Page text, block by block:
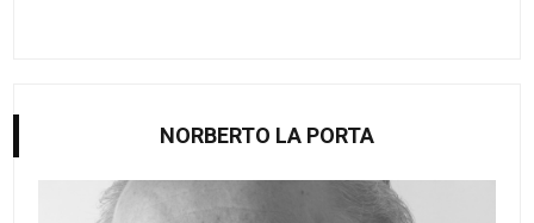
NORBERTO LA PORTA